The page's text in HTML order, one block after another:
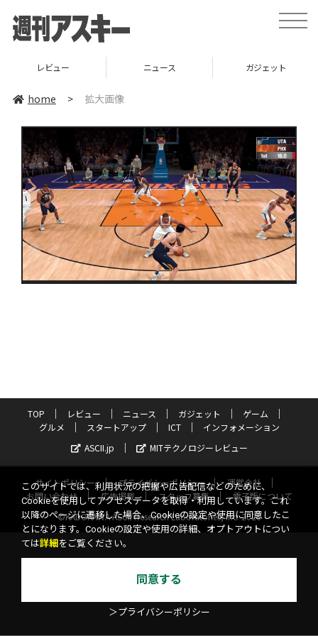
toggle
レビュー ニュース ガジェット
home > 拡大画像
TOP レビュー ニュース ガジェット
ゲーム
グルメ
スタートアップ ICT
インフォメーション
ASCII.jp
MITテクノロジーレビュー
サイトポリシー プライバシーポリシー
運営会社
お問い合わせ
広告掲載 スタッフ募集
電子版について
©KADOKAWA ASCII Research Laboratories, Inc. 2026
このサイトでは、利用状況の把握や広告配信などのために、
Cookieを使用してアクセスデータを取得・利用しています。これ
以降のページに遷移した場合、Cookieの設定や使用に同意したこ
とになります。Cookieの設定や使用の詳細、オプトアウトについ
ては詳細 をご覧ください。
同意する
＞プライバシーポリシー